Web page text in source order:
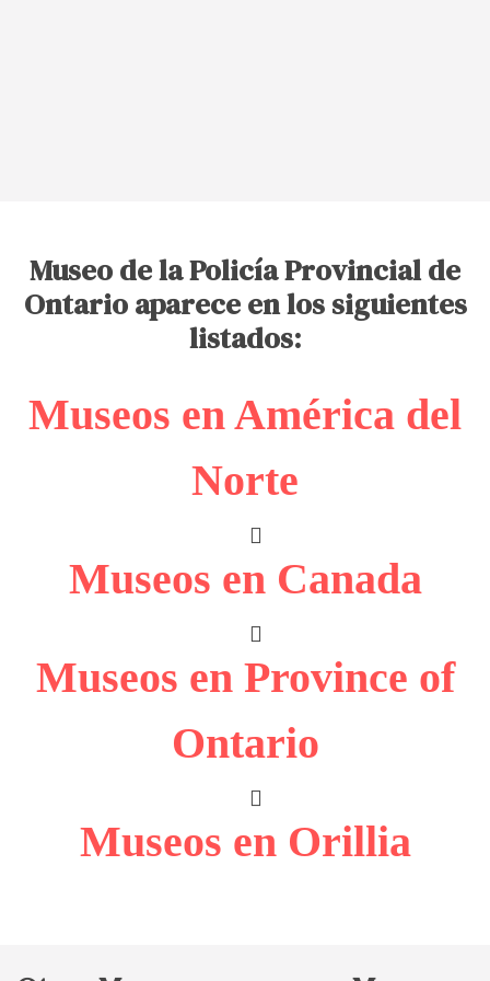
Museo de la Policía Provincial de
Ontario aparece en los siguientes
listados:
Museos en América del
Norte
Museos en Canada
Museos en Province of
Ontario
Museos en Orillia